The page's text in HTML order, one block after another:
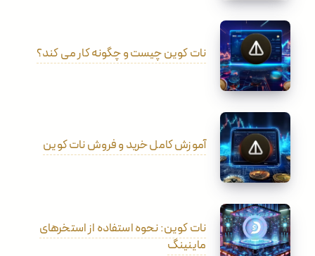
نات کوین چیست و چگونه کار می کند؟
آموزش کامل خرید و فروش نات کوین
نات کوین: نحوه استفاده از استخرهای
ماینینگ